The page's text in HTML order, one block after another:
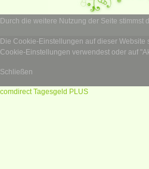
Durch die weitere Nutzung der Seite stimmst
Die Cookie-Einstellungen auf dieser
Cookie-Einstellungen verwendest oder auf
Schließen
comdirect Tagesgeld PLUS